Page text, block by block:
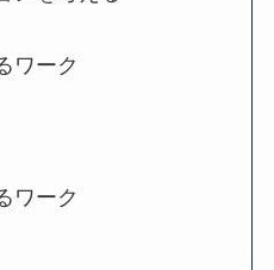
ワーク
ワーク